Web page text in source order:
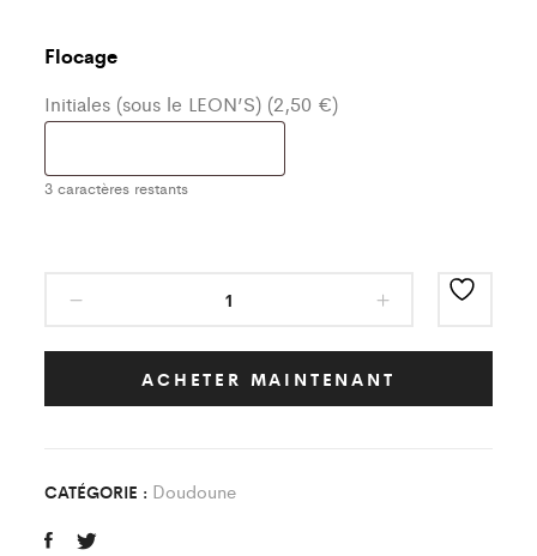
Flocage
Initiales (sous le LEON’S) (2,50 €)
3 caractères restants
Foot
Indoor
Loisir
ACHETER MAINTENANT
CATÉGORIE : Doudoune